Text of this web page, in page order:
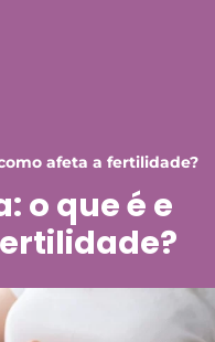
afeta a fertilidade?
o que é e